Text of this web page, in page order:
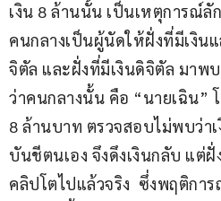
เงิน 8 ล้านนั้น เป็นเหตุการณ์
คนกลางเป็นผู้นัดให้ฝั่งที่มีเงิน
จิตัล และฝั่งที่มีเงินดิจิตัล มาพ
ว่าคนกลางนั้น คือ “นายเฉิน”
8 ล้านบาท ตรวจสอบไม่พบว่า
บันชีตนเอง จึงดึงเงินกลับ แต่ฝั่
คลิปโตไปแล้วจริง  ซึ่งพฤติกา